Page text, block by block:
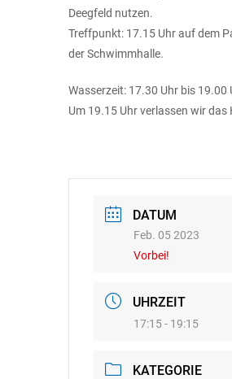
Deegfeld nutzen.
Treffpunkt: 17.15 Uhr auf dem
der Schwimmhalle.
Wasserzeit: 17.30 Uhr bis 19.00
Um 19.15 Uhr verlassen wir das
DATUM
Feb. 05 2023
Vorbei!
UHRZEIT
17:15 - 19:15
KATEGORIE